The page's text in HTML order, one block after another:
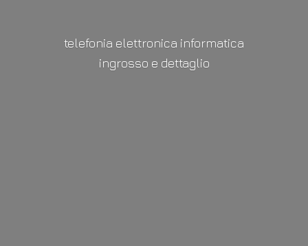
telefonia elettronica informatica
ingrosso e dettaglio